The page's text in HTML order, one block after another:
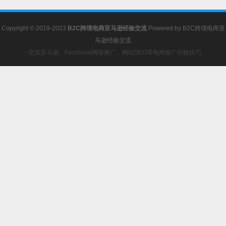
Copyright © 2019-2023 B2C跨境电商亚马逊经验交流 Powered by B2C跨境电商亚
马逊经验交流
- 交流亚马逊、Facebook网络推广、网站SEO等电商推广经验技巧